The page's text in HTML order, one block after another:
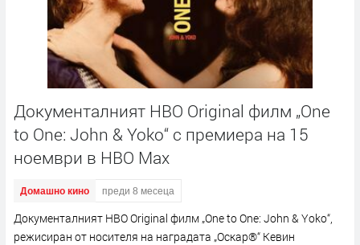
Документалният HBO Original филм „One
to One: John & Yoko“ с премиера на 15
ноември в HBO Max
Домашно кино преди 8 месеца
Документалният HBO Original филм „One to One: John & Yoko“,
режисиран от носителя на наградата „Оскар®“ Кевин